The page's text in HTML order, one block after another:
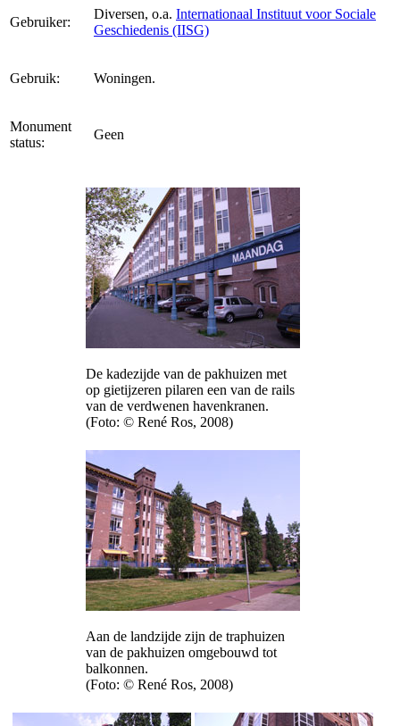
Gebruiker:
Diversen, o.a. Internationaal Instituut voor Sociale
Geschiedenis (IISG)
Gebruik: Woningen.
Monument
status:
Geen
De kadezijde van de pakhuizen met
op gietijzeren pilaren een van de rails
van de verdwenen havenkranen.
(Foto: © René Ros, 2008)
Aan de landzijde zijn de traphuizen
van de pakhuizen omgebouwd tot
balkonnen.
(Foto: © René Ros, 2008)